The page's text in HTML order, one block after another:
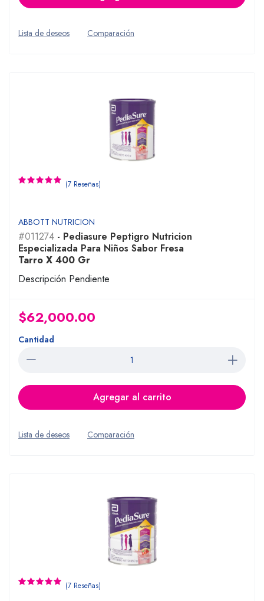
Lista de deseos Comparación
(7 Reseñas)
ABBOTT NUTRICION
#011274 - Pediasure Peptigro Nutricion
Especializada Para Niños Sabor Fresa
Tarro X 400 Gr
Descripción Pendiente
$62,000.00
Cantidad
Agregar al carrito
Lista de deseos Comparación
(7 Reseñas)